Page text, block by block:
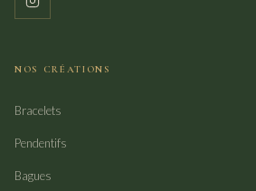
NOS CRÉATIONS
Bracelets
Pendentifs
Bagues